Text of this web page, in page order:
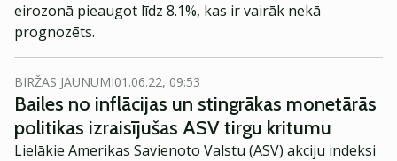
eirozonā pieaugot līdz 8.1%, kas ir vairāk nekā
prognozēts.
BIRŽAS JAUNUMI01.06.22, 09:53
Bailes no inflācijas un stingrākas monetārās
politikas izraisījušas ASV tirgu kritumu
Lielākie Amerikas Savienoto Valstu (ASV) akciju indeksi